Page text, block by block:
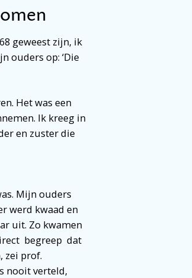
geweest zijn, ik
ouders op: ‘Die
Het was een
Ik kreeg in
en zuster die
Mijn ouders
werd kwaad en
uit. Zo kwamen
begreep dat
zei prof.
nooit verteld,